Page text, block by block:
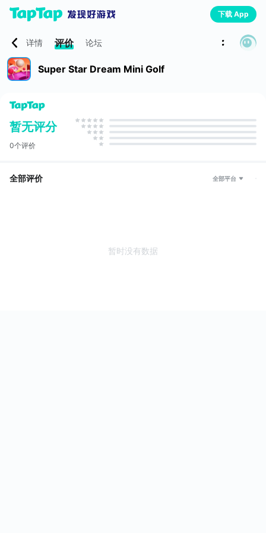
下载 App
详情 评价 论坛
Super Star Dream Mini Golf
暂无评分
0个评价
全部评价 全部平台
暂时没有数据